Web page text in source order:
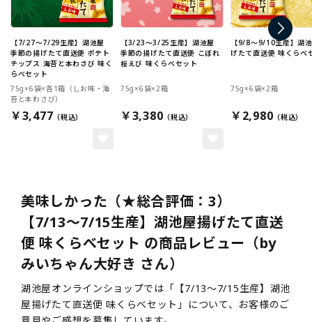
【7/27～7/29生産】湖池屋
季節の揚げたて直送便 ポテト
チップス 海苔と本わさび 味く
らべセット
75g×6袋×各1箱（しお味・海
苔と本わさび）
￥3,477
【3/23～3/25生産】湖池屋
季節の揚げたて直送便 こぼれ
桜えび 味くらべセット
75g×6袋×2箱
￥3,380
【9/8～9/10生産】湖
げたて直送便 味くらべ
75g×6袋×2箱
￥2,980
美味しかった（★総合評価：3）
【7/13～7/15生産】湖池屋揚げたて直送
便 味くらべセット の商品レビュー（by
みいちゃん大好き さん）
湖池屋オンラインショップでは「【7/13～7/15生産】湖池
屋揚げたて直送便 味くらべセット」について、お客様のご